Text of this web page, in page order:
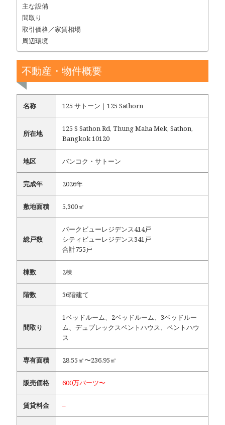
主な設備
間取り
取引価格／家賃相場
周辺環境
不動産・物件概要
名称 125 サトーン｜125 Sathorn
所在地
125 S Sathon Rd, Thung Maha Mek, Sathon,
Bangkok 10120
地区 バンコク・サトーン
完成年 2026年
敷地面積 5,300㎡
総戸数
パークビューレジデンス414戸
シティビューレジデンス341戸
合計755戸
棟数 2棟
階数 36階建て
間取り
1ベッドルーム、2ベッドルーム、3ベッドルー
ム、デュプレックスペントハウス、ペントハウ
ス
専有面積 28.55㎡〜236.95㎡
販売価格 600万バーツ〜
賃貸料金 –